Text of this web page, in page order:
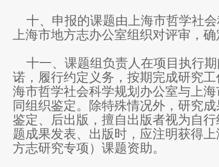
十、申报的课题由上海市哲学社
上海市地方志办公室组织对评审，
十一、课题组负责人在项目执行
诺，履行约定义务，按期完成研究
海市哲学社会科学规划办公室与上
同组织鉴定。除特殊情况外，研究
鉴定、后出版，擅自出版者视为自
题成果发表、出版时，应注明获得
方志研究专项）课题资助。